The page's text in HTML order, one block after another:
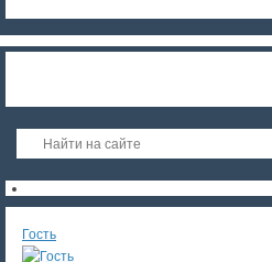
Гость